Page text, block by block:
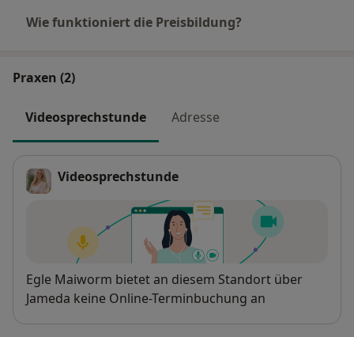
Wie funktioniert die Preisbildung?
Praxen (2)
Videosprechstunde Adresse
Videosprechstunde
Verfügbarkeit
Egle Maiworm bietet an diesem Standort über
Jameda keine Online-Terminbuchung an